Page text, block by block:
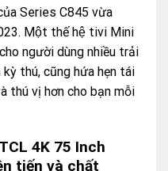
Series C845 vừa
Một thế hệ tivi Mini
người dùng nhiều trải
thú, cũng hứa hẹn tái
thú vị hơn cho bạn mỗi
4K 75 Inch
tiến và chất